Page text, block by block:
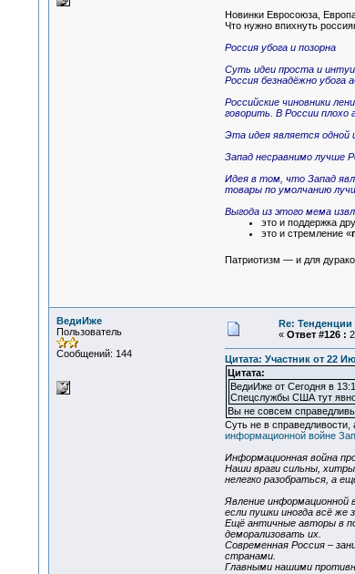
Новинки Евросоюза,
Что нужно впихнуть
Россия убога и позорна
Суть идеи проста и
Россия безнадёжно убога
Российские чиновники
говорить. В России плохо
Эта идея является одной
Запад несравнимо лучше
Идея в том, что Запад
товары по умолчанию
Выгода из этого мема
это и поддержка
это и стремление «
Патриотизм — и для
ВедиИже
Пользователь
Сообщений: 144
Re:
« Ответ #126 :
Цитата: Участник от 22
Цитата:
ВедиИже от Сегодня в
Спецслужбы США тут явно
Вы не совсем
Суть не в справедливости,
информационной войне
Информационная война
Наши враги сильны,
нелегко разобраться, а
Явление информационной
если пушки иногда всё же
Ещё античные авторы в
деморализовать их.
Современная Россия –
странами.
Главными нашими